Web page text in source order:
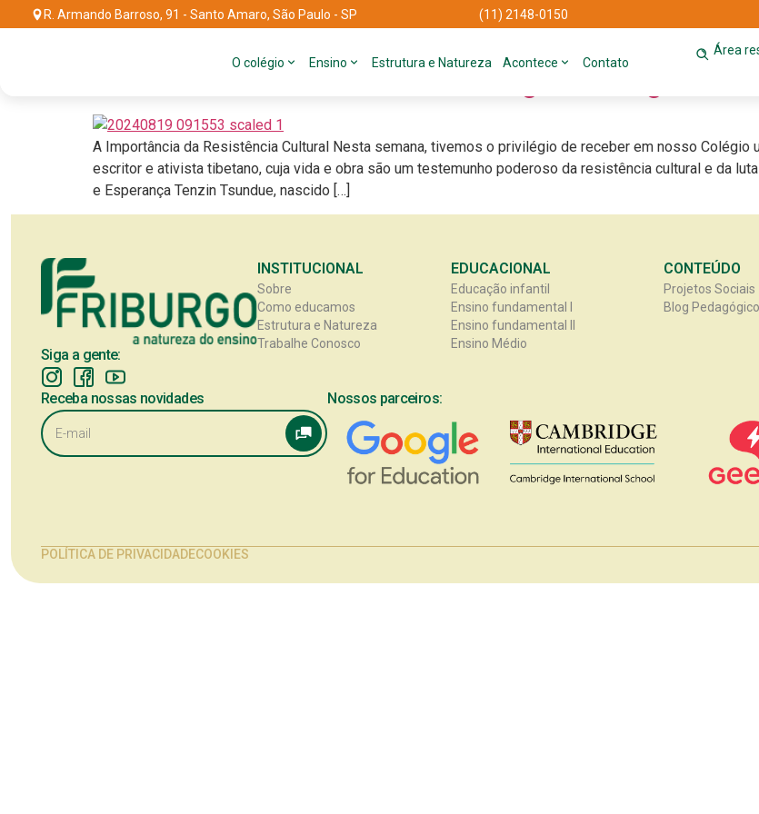
R. Armando Barroso, 91 - Santo Amaro, São Paulo - SP (11) 2148-0150
O colégio Ensino Estrutura e Natureza Acontece Contato
Área
Tag:tenzin tsundue
A Importância da Resistência Cultural Nesta semana, tivemos o privilégio de receber em nosso Colégio
escritor e ativista tibetano, cuja vida e obra são um testemunho poderoso da resistência cultural e da
e Esperança Tenzin Tsundue, nascido […]
Siga a gente:
INSTITUCIONAL
Sobre
Como educamos
Estrutura e Natureza
Trabalhe Conosco
EDUCACIONAL
Educação infantil
Ensino fundamental I
Ensino fundamental II
Ensino Médio
CONTEÚDO
Blog Pedagógico
Projetos Sociais
Receba nossas novidades Nossos parceiros:
POLÍTICA DE PRIVACIDADECOOKIES